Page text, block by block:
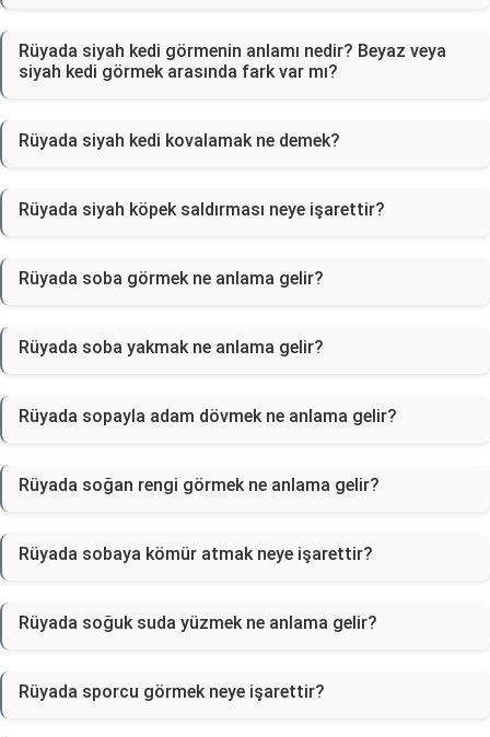
Rüyada siyah kedi görmenin anlamı nedir? Beyaz veya
siyah kedi görmek arasında fark var mı?
Rüyada siyah kedi kovalamak ne demek?
Rüyada siyah köpek saldırması neye işarettir?
Rüyada soba görmek ne anlama gelir?
Rüyada soba yakmak ne anlama gelir?
Rüyada sopayla adam dövmek ne anlama gelir?
Rüyada soğan rengi görmek ne anlama gelir?
Rüyada sobaya kömür atmak neye işarettir?
Rüyada soğuk suda yüzmek ne anlama gelir?
Rüyada sporcu görmek neye işarettir?